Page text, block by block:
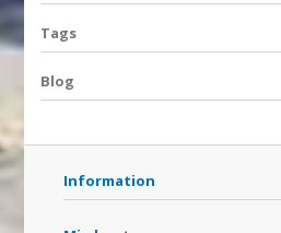
Tags
Blog
Information